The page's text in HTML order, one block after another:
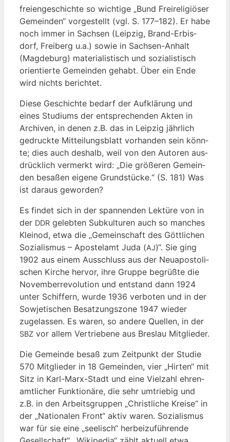
frei­en­geschich­te so wich­ti­ge „Bund Frei­re­li­giö­ser
Gemein­den“ vor­ge­stellt (vgl. S. 177–182). Er habe
noch immer in Sach­sen (Leip­zig, Brand-Erbis­
dorf, Frei­berg u.a.) sowie in Sach­sen-Anhalt
(Mag­de­burg) mate­ria­lis­tisch und sozia­lis­tisch
ori­en­tier­te Gemein­den gehabt. Über ein Ende
wird nichts berichtet.
Die­se Geschich­te bedarf der Auf­klä­rung und
eines Stu­di­ums der ent­spre­chen­den Akten in
Archi­ven, in denen z.B. das in Leip­zig jähr­lich
gedruck­te Mit­tei­lungs­blatt vor­han­den sein könn­
te; dies auch des­halb, weil von den Autoren aus­
drück­lich ver­merkt wird: „Die grö­ße­ren Gemein­
den besa­ßen eige­ne Grund­stü­cke.“ (S. 181) Was
ist dar­aus geworden?
Es fin­det sich in der span­nen­den Lek­tü­re von in
der DDR geleb­ten Sub­kul­tu­ren auch so man­ches
Klein­od, etwa die „Gemein­schaft des Gött­li­chen
Sozia­lis­mus – Apos­tel­amt Juda (AJ)“. Sie ging
1902 aus einem Aus­schluss aus der Neu­apos­to­li­
schen Kir­che her­vor, ihre Grup­pe begrüß­te die
Novem­ber­re­vo­lu­ti­on und ent­stand dann 1924
unter Schif­fern, wur­de 1936 ver­bo­ten und in der
Sowje­ti­schen Besat­zungs­zo­ne 1947 wie­der
zuge­las­sen. Es waren, so ande­re Quel­len, in der
SBZ vor allem Ver­trie­be­ne aus Bres­lau Mitglieder.
Die Gemein­de besaß zum Zeit­punkt der Stu­die
570 Mit­glie­der in 18 Gemein­den, vier „Hir­ten“ mit
Sitz in Karl-Marx-Stadt und eine Viel­zahl ehren­
amt­li­cher Funk­tio­nä­re, die sehr umtrie­big und
z.B. in den Arbeits­grup­pen „Christ­li­che Krei­se“ in
der „Natio­na­len Front“ aktiv waren. Sozia­lis­mus
war für sie eine „see­lisch“ her­bei­zu­füh­ren­de